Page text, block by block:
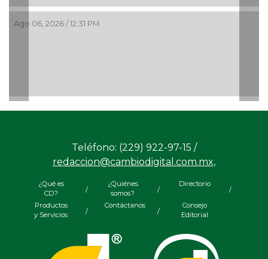
Ago 06, 2026 / 12:31 PM
Teléfono: (229) 922-97-15 /
redaccion@cambiodigital.com.mx,
¿Qué es
CD?
/
¿Quiénes
somos?
/
Directorio
/
Productos
y Servicios
/
Contáctanos
/
Consejo
Editorial